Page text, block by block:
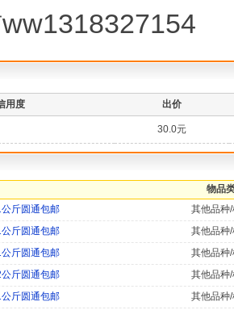
用度 出价
30.0元
物品
斤圆通包邮
其他品种
斤圆通包邮
其他品种
斤圆通包邮
其他品种
斤圆通包邮
其他品种
斤圆通包邮
其他品种